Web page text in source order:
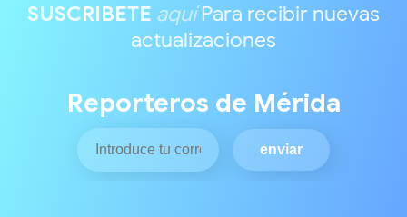
SUSCRIBETE aquíPara recibir nuevas
actualizaciones
Reporteros de Mérida